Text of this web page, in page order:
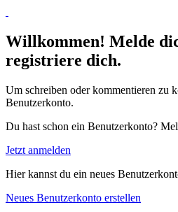
Willkommen! Melde
registriere dich.
Um schreiben oder kommentieren zu
Benutzerkonto.
Du hast schon ein Benutzerkonto?
Jetzt anmelden
Hier kannst du ein neues
Neues Benutzerkonto erstellen